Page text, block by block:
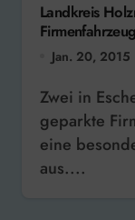
Landkreis
Hinweise
Jan. 20, 2015
Zwei in Eschershausen und Grünenplan
geparkte
eine
aus....